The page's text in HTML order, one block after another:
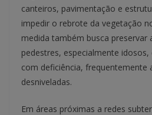
canteiros, pavimentação e
impedir o rebrote da vegetação
medida também busca preservar
pedestres, especialmente idosos,
com deficiência, frequentemente
desniveladas.
Em áreas próximas a redes